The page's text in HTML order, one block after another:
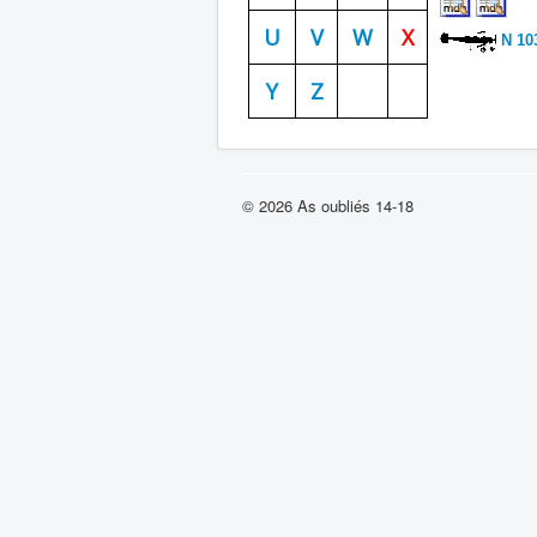
U V W
X
Y
Z
N
© 2026 As oubliés 14-18